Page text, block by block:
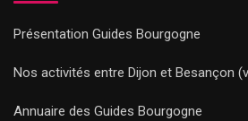
Présentation Guides Bourgogne
Nos activités entre Dijon et Besançon
Annuaire des Guides Bourgogne